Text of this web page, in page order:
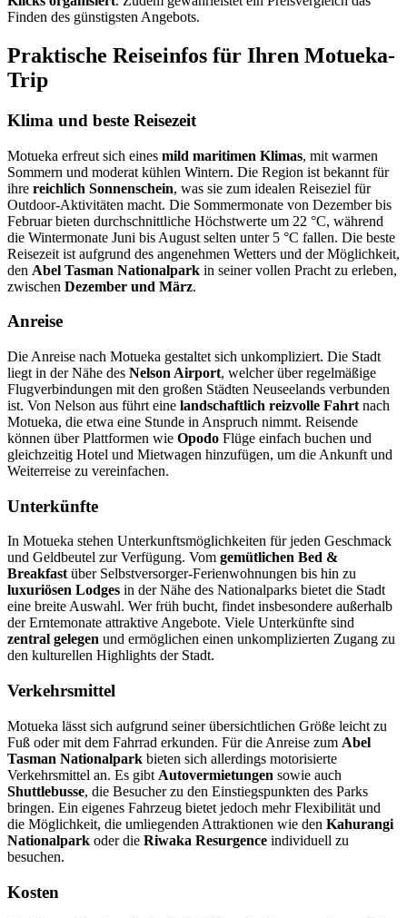
Finden des günstigsten Angebots.
Praktische Reiseinfos für Ihren Motueka-
Trip
Klima und beste Reisezeit
Motueka erfreut sich eines mild maritimen Klimas, mit warmen
Sommern und moderat kühlen Wintern. Die Region ist bekannt für
ihre reichlich Sonnenschein, was sie zum idealen Reiseziel für
Outdoor-Aktivitäten macht. Die Sommermonate von Dezember bis
Februar bieten durchschnittliche Höchstwerte um 22 °C, während
die Wintermonate Juni bis August selten unter 5 °C fallen. Die beste
Reisezeit ist aufgrund des angenehmen Wetters und der Möglichkeit,
den Abel Tasman Nationalpark in seiner vollen Pracht zu erleben,
zwischen Dezember und März.
Anreise
Die Anreise nach Motueka gestaltet sich unkompliziert. Die Stadt
liegt in der Nähe des Nelson Airport, welcher über regelmäßige
Flugverbindungen mit den großen Städten Neuseelands verbunden
ist. Von Nelson aus führt eine landschaftlich reizvolle Fahrt nach
Motueka, die etwa eine Stunde in Anspruch nimmt. Reisende
können über Plattformen wie Opodo Flüge einfach buchen und
gleichzeitig Hotel und Mietwagen hinzufügen, um die Ankunft und
Weiterreise zu vereinfachen.
Unterkünfte
In Motueka stehen Unterkunftsmöglichkeiten für jeden Geschmack
und Geldbeutel zur Verfügung. Vom gemütlichen Bed &
Breakfastüber Selbstversorger-Ferienwohnungen bis hin zu
luxuriösen Lodges in der Nähe des Nationalparks bietet die Stadt
eine breite Auswahl. Wer früh bucht, findet insbesondere außerhalb
der Erntemonate attraktive Angebote. Viele Unterkünfte sind
zentral gelegen und ermöglichen einen unkomplizierten Zugang zu
den kulturellen Highlights der Stadt.
Verkehrsmittel
Motueka lässt sich aufgrund seiner übersichtlichen Größe leicht zu
Fuß oder mit dem Fahrrad erkunden. Für die Anreise zum Abel
Tasman Nationalpark bieten sich allerdings motorisierte
Verkehrsmittel an. Es gibt Autovermietungen sowie auch
Shuttlebusse, die Besucher zu den Einstiegspunkten des Parks
bringen. Ein eigenes Fahrzeug bietet jedoch mehr Flexibilität und
die Möglichkeit, die umliegenden Attraktionen wie den Kahurangi
Nationalpark oder die Riwaka Resurgence individuell zu
besuchen.
Kosten